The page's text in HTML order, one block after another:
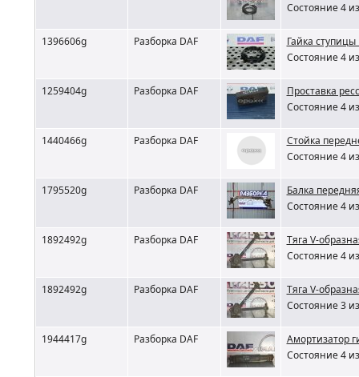
Состояние 4
1396606g Разборка DAF
Гайка ступицы
Состояние 4
1259404g Разборка DAF
Проставка
Состояние 4
1440466g Разборка DAF
Стойка
Состояние 4
1795520g Разборка DAF
Балка
Состояние 4
1892492g Разборка DAF
Тяга V-
Состояние 4
1892492g Разборка DAF
Тяга V-
Состояние 3
1944417g Разборка DAF
Амортизатор
Состояние 4